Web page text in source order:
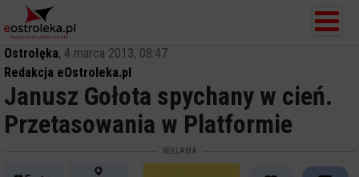
Ostrołęka, 4 marca 2013, 08:47
Redakcja eOstroleka.pl
Janusz Gołota spychany w cień.
Przetasowania w Platformie
REKLAMA